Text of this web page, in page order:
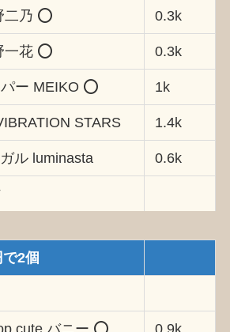
二乃 ⭕️ 0.3k
一花 ⭕️ 0.3k
ー MEIKO ⭕️ 1k
STARS 1.4k
ル luminasta 0.6k
2個